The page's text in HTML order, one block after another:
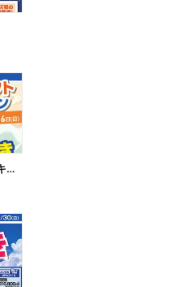
Switch2/Switchソフト 同時購入キャンペーン